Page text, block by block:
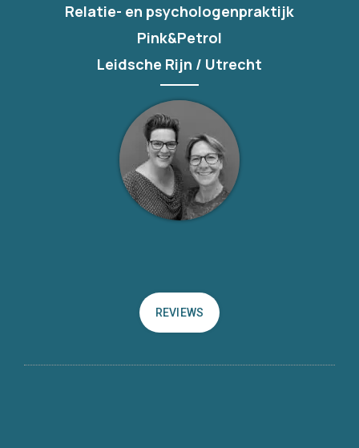
Relatie- en psychologenpraktijk
Pink&Petrol
Leidsche Rijn / Utrecht
REVIEWS